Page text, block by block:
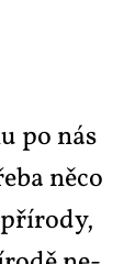
po nás
ně­co